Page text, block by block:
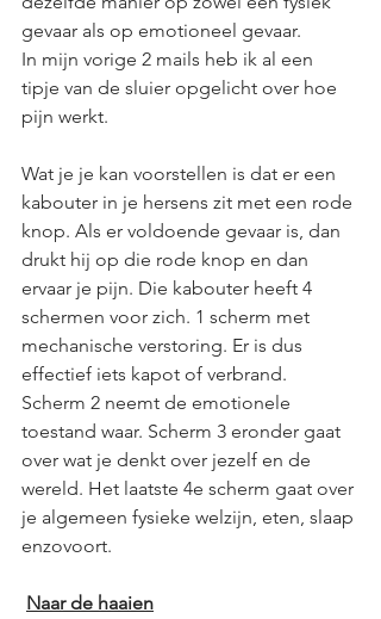
gevaar als op emotioneel gevaar.
In mijn vorige 2 mails heb ik al een
tipje van de sluier opgelicht over hoe
pijn werkt.
Wat je je kan voorstellen is dat er een
kabouter in je hersens zit met een rode
knop. Als er voldoende gevaar is, dan
drukt hij op die rode knop en dan
ervaar je pijn. Die kabouter heeft 4
schermen voor zich. 1 scherm met
mechanische verstoring. Er is dus
effectief iets kapot of verbrand.
Scherm 2 neemt de emotionele
toestand waar. Scherm 3 eronder gaat
over wat je denkt over jezelf en de
wereld. Het laatste 4e scherm gaat over
je algemeen fysieke welzijn, eten, slaap
enzovoort.
Naar de haaien